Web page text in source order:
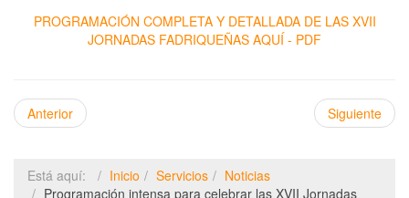
PROGRAMACIÓN COMPLETA Y DETALLADA DE LAS XVII
JORNADAS FADRIQUEÑAS AQUÍ - PDF
Anterior Siguiente
Está aquí: Inicio Servicios
Noticias
Programación intensa para celebrar las XVII Jornadas